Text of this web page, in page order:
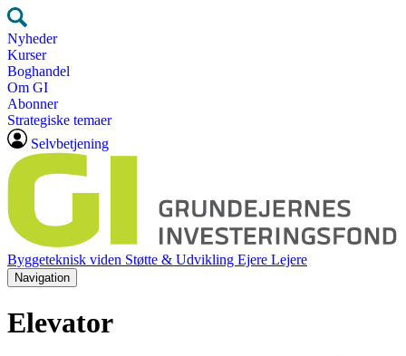
Nyheder
Kurser
Boghandel
Om GI
Abonner
Strategiske temaer
Selvbetjening
Byggeteknisk viden Støtte & Udvikling Ejere Lejere
Navigation
Elevator